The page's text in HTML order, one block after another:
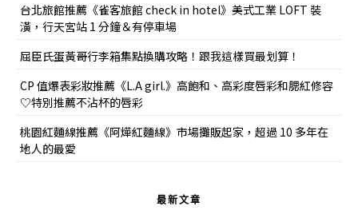
台北旅館推薦《雀客旅館 check in hotel》美式工業 LOFT 裝
潢，行天宮站 1 分鐘＆有停車場
屈臣氏蛋黃哥行李箱集點換購攻略！跟我這樣買最划算！
CP 值爆表彩妝推薦《L.A girl.》高飽和、高彩度唇彩和腮紅修容
♡特別推薦不沾杯的唇彩
桃園紅麵線推薦《阿燁紅麵線》市場攤販起家，超過 10 多年在
地人的最愛
最新文章